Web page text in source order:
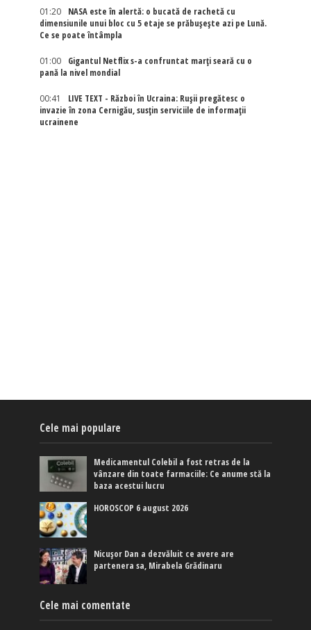
01:20
NASA este în alertă: o bucată de rachetă cu
dimensiunile unui bloc cu 5 etaje se prăbușește azi pe Lună.
Ce se poate întâmpla
01:00
Gigantul Netflix s-a confruntat marţi seară cu o
pană la nivel mondial
00:41
LIVE TEXT - Război în Ucraina: Rușii pregătesc o
invazie în zona Cernigău, susțin serviciile de informații
ucrainene
Cele mai populare
Medicamentul Colebil a fost retras de la
vânzare din toate farmaciile: Ce anume stă la
baza acestui lucru
HOROSCOP 6 august 2026
Nicușor Dan a dezvăluit ce avere are
partenera sa, Mirabela Grădinaru
Cele mai comentate